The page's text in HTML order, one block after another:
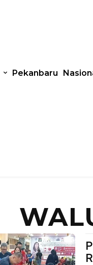
Pekanbaru